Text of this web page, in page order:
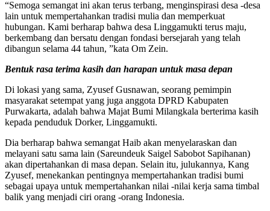
“Semoga semangat ini akan terus terbang, menginspirasi desa -desa
lain untuk mempertahankan tradisi mulia dan memperkuat
hubungan. Kami berharap bahwa desa Linggamukti terus maju,
berkembang dan bersatu dengan fondasi bersejarah yang telah
dibangun selama 44 tahun, ”kata Om Zein.
Bentuk rasa terima kasih dan harapan untuk masa depan
Di lokasi yang sama, Zyusef Gusnawan, seorang pemimpin
masyarakat setempat yang juga anggota DPRD Kabupaten
Purwakarta, adalah bahwa Majat Bumi Milangkala berterima kasih
kepada penduduk Dorker, Linggamukti.
Dia berharap bahwa semangat Haib akan menyelaraskan dan
melayani satu sama lain (Sareundeuk Saigel Sabobot Sapihanan)
akan dipertahankan di masa depan. Selain itu, julukannya, Kang
Zyusef, menekankan pentingnya mempertahankan tradisi bumi
sebagai upaya untuk mempertahankan nilai -nilai kerja sama timbal
balik yang menjadi ciri orang -orang Indonesia.